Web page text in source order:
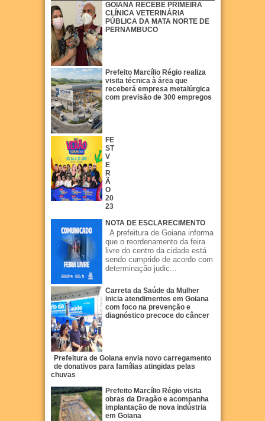
GOIANA RECEBE PRIMEIRA
CLÍNICA VETERINÁRIA
PÚBLICA DA MATA NORTE DE
PERNAMBUCO
Prefeito Marcílio Régio realiza
visita técnica à área que
receberá empresa metalúrgica
com previsão de 300 empregos
FE
ST
V
E
R
Ã
O
20
23
NOTA DE ESCLARECIMENTO
A prefeitura de Goiana informa
que o reordenamento da feira
livre do centro da cidade está
sendo cumprido de acordo com
determinação judic...
Carreta da Saúde da Mulher
inicia atendimentos em Goiana
com foco na prevenção e
diagnóstico precoce do câncer
Prefeitura de Goiana envia novo carregamento
de donativos para famílias atingidas pelas
chuvas
Prefeito Marcílio Régio visita
obras da Dragão e acompanha
implantação de nova indústria
em Goiana